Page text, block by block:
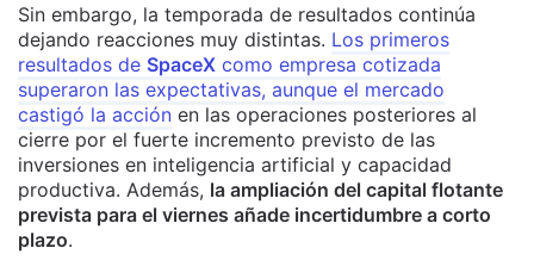
Sin embargo, la temporada de resultados continúa
dejando reacciones muy distintas. Los primeros
resultados de SpaceX como empresa cotizada
superaron las expectativas, aunque el mercado
castigó la acción en las operaciones posteriores al
cierre por el fuerte incremento previsto de las
inversiones en inteligencia artificial y capacidad
productiva. Además, la ampliación del capital flotante
prevista para el viernes añade incertidumbre a corto
plazo.